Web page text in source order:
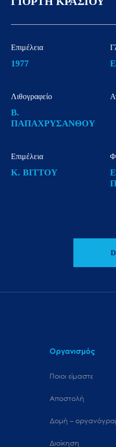
Επιμέλεια
1977
Λιθογραφείο
Β.
ΠΑΠΑΧΡΥΣΑΝΘΟΥ
Επιμέλεια
Κ. ΒΙΤΤΟΥ
Οργανισμός
Ποιοι είμαστε
Αποστολή
Δομή –
Διοίκηση